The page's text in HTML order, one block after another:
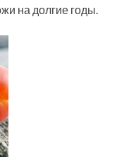
на долгие годы.